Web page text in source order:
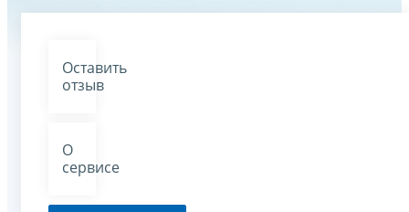
Оставить
отзыв
О
сервисе